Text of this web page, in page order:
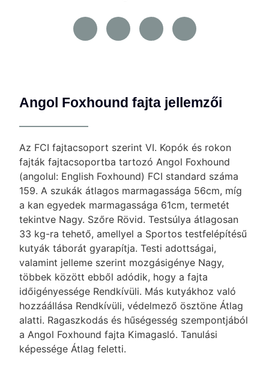
Angol Foxhound fajta jellemzői
Az FCI fajtacsoport szerint VI. Kopók és rokon
fajták fajtacsoportba tartozó Angol Foxhound
(angolul: English Foxhound) FCI standard száma
159. A szukák átlagos marmagassága 56cm, míg
a kan egyedek marmagassága 61cm, termetét
tekintve Nagy. Szőre Rövid. Testsúlya átlagosan
33 kg-ra tehető, amellyel a Sportos testfelépítésű
kutyák táborát gyarapítja. Testi adottságai,
valamint jelleme szerint mozgásigénye Nagy,
többek között ebből adódik, hogy a fajta
időigényessége Rendkívüli. Más kutyákhoz való
hozzáállása Rendkívüli, védelmező ösztöne Átlag
alatti. Ragaszkodás és hűségesség szempontjából
a Angol Foxhound fajta Kimagasló. Tanulási
képessége Átlag feletti.